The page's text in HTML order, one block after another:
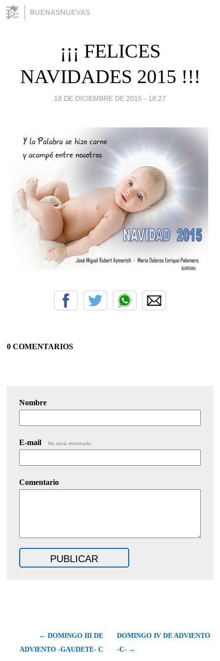
BUENASNUEVAS
¡¡¡ FELICES
NAVIDADES 2015 !!!
18 DE DICIEMBRE DE 2015 - 18:27
0 COMENTARIOS
Nombre
E-mail No será mostrado.
Comentario
← DOMINGO III DE
ADVIENTO -GAUDETE- C
DOMINGO IV DE ADVIENTO
-C- →